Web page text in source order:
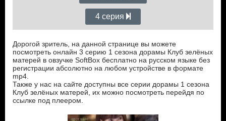
4 серия
Дорогой зритель, на данной странице вы можете
посмотреть онлайн 3 серию 1 сезона дорамы Клуб зелёных
матерей в овзучке SoftBox бесплатно на русском языке без
регистрации абсолютно на любом устройстве в формате
mp4.
Также у нас на сайте доступны все серии дорамы 1 сезона
Клуб зелёных матерей, их можно посмотреть перейдя по
ссылке под плеером.